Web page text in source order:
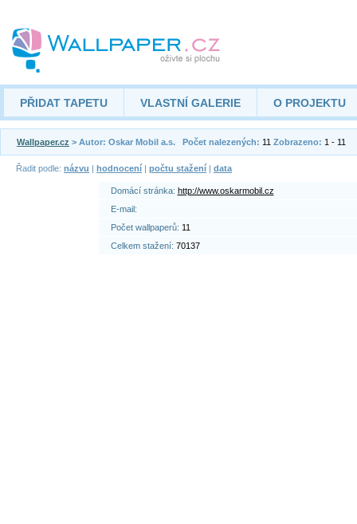
PŘIDAT TAPETU VLASTNÍ GALERIE O PROJEKTU
Wallpaper.cz > Autor: Oskar Mobil a.s. Počet nalezených: 11 Zobrazeno: 1 - 11
Řadit podle: názvu | hodnocení | počtu stažení | data
Domácí stránka: http://www.oskarmobil.cz
E-mail:
Počet wallpaperů: 11
Celkem stažení: 70137